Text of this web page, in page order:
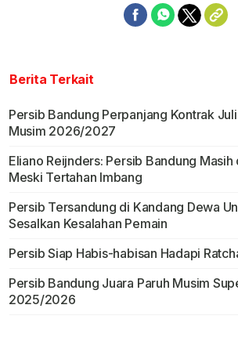
Berita Terkait
Persib Bandung Perpanjang Kontrak
Musim 2026/2027
Eliano Reijnders: Persib Bandung Masih
Meski Tertahan Imbang
Persib Tersandung di Kandang Dewa
Sesalkan Kesalahan Pemain
Persib Siap Habis-habisan Hadapi
Persib Bandung Juara Paruh Musim
2025/2026